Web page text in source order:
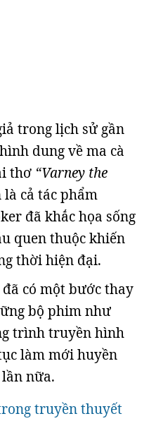
trong lịch sử gần
dung về ma cà
thơ “Varney the
cả tác phẩm
đã khắc họa sống
quen thuộc khiến
thời hiện đại.
có một bước thay
bộ phim như
trình truyền hình
làm mới huyền
nữa.
truyền thuyết